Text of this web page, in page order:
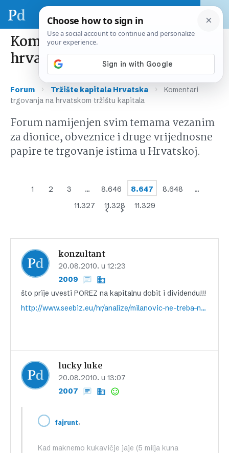
Komentari trgovanja na
hrvatskom tržištu kapitala
Forum › Tržište kapitala Hrvatska ›
Komentari
trgovanja na hrvatskom tržištu kapitala
Forum namijenjen svim temama vezanim
za dionice, obveznice i druge vrijednosne
papire te trgovanje istima u Hrvatskoj.
1 2 3 … 8.646 8.647 8.648
…
11.327
11.328 11.329
konzultant
20.08.2010. u 12:23
2009
što prije uvesti POREZ na kapitalnu dobit i dividendu!!!
http://www.seebiz.eu/hr/analize/milanovic-ne-treba-nam-porez-na-banke-nego-porez-na-kapitalnu-dobit-i-dividendu,89136.html
lucky luke
20.08.2010. u 13:07
2007
fajrunt,
Kad maknemo kukavičje jaje (5 milja kuna